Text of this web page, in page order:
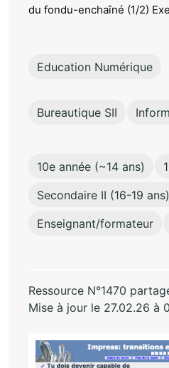
du fondu-enchaîné (1/2)
Education Numérique
Bureautique SII
10e année (~14 ans)
Secondaire II (16-19 ans)
Enseignant/formateur
Ressource N°1470
Mise à jour le 27.02.26 à